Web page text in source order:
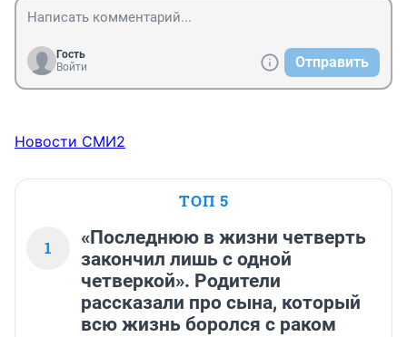
Гость
Войти
Отправить
Новости СМИ2
ТОП 5
1
«Последнюю в жизни четверть
закончил лишь с одной
четверкой». Родители
рассказали про сына, который
всю жизнь боролся с раком